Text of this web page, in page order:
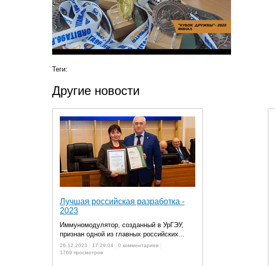
Теги:
Другие новости
Лучшая российская разработка -
2023
Иммуномодулятор, созданный в УрГЭУ,
признан одной из главных российских...
26.12.2023 17:29:04
0 комментариев
1769 просмотров